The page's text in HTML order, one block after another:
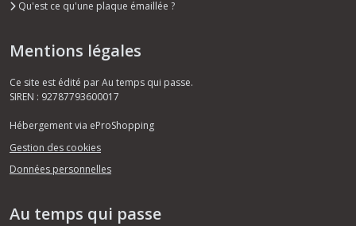
Qu'est ce qu'une plaque émaillée ?
Mentions légales
Ce site est édité par Au temps qui passe.
SIREN : 92787793600017
Hébergement via eProShopping
Gestion des cookies
Données personnelles
Au temps qui passe